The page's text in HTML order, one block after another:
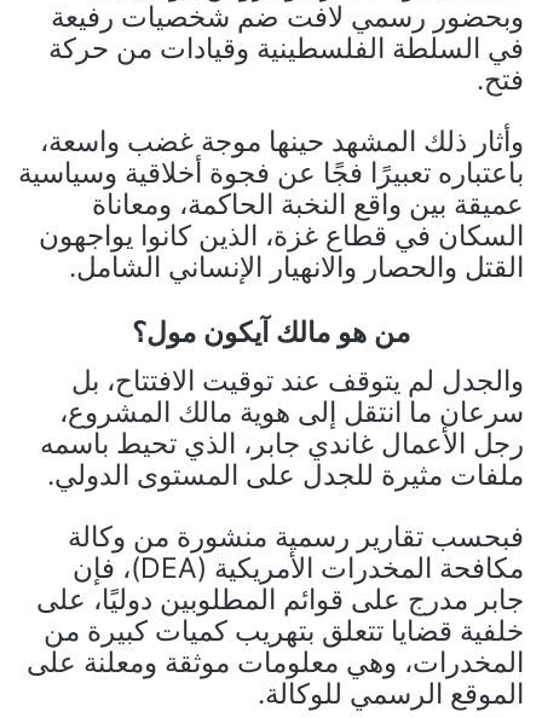
وبحضور رسمي لافت ضم شخصيات رفيعة
في السلطة الفلسطينية وقيادات من حركة
فتح.
وأثار ذلك المشهد حينها موجة غضب واسعة،
باعتباره تعبيرًا فجًا عن فجوة أخلاقية وسياسية
عميقة بين واقع النخبة الحاكمة، ومعاناة
السكان في قطاع غزة، الذين كانوا يواجهون
القتل والحصار والانهيار الإنساني الشامل.
من هو مالك آيكون مول؟
والجدل لم يتوقف عند توقيت الافتتاح، بل
سرعان ما انتقل إلى هوية مالك المشروع،
رجل الأعمال غاندي جابر، الذي تحيط باسمه
ملفات مثيرة للجدل على المستوى الدولي.
فبحسب تقارير رسمية منشورة من وكالة
مكافحة المخدرات الأمريكية (DEA)، فإن
جابر مدرج على قوائم المطلوبين دوليًا، على
خلفية قضايا تتعلق بتهريب كميات كبيرة من
المخدرات، وهي معلومات موثقة ومعلنة على
الموقع الرسمي للوكالة.